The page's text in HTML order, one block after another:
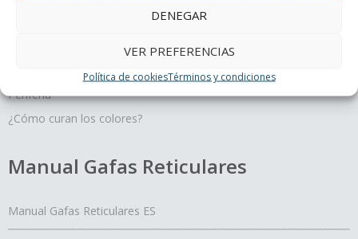
DENEGAR
VER PREFERENCIAS
Política de cookiesTérminos y condiciones
Movimiento y profundidad, un regalo para tus ojos
El Yoga de los ojos
Periferia
¿Cómo curan los colores?
Manual Gafas Reticulares
Manual Gafas Reticulares ES